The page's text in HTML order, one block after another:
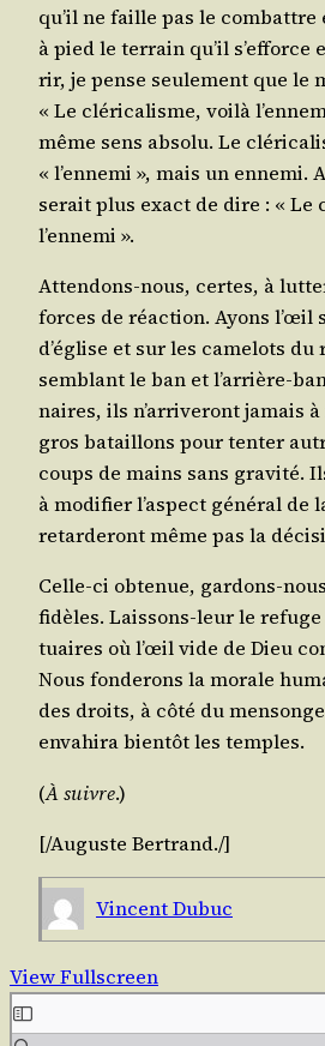
qu’il ne faille pas le
à pied le ter­rain qu’il
rir, je pense seule­ment que le
« Le clé­ri­ca­lisme, voi­là
même sens abso­lu. Le
« l’ennemi », mais un enne­mi.
serait plus exact de dire : « Le
l’ennemi ».
Atten­dons-nous, certes, à
forces de réac­tion. Ayons l’œil
d’église et sur les came­lots
sem­blant le ban et l’arrière-
naires, ils n’arriveront jamais à
gros bataillons pour ten­ter
coups de mains sans gra­vi­té.
à modi­fier l’aspect géné­ral de
retar­de­ront même pas la
Celle-ci obte­nue, gar­dons-
fidèles. Lais­sons-leur le
tuaires où l’œil vide de Dieu
Nous fon­de­rons la morale
des droits, à côté du
enva­hi­ra bien­tôt les temples.
(À suivre.)
[/​Auguste Ber­trand./​]
Vincent Dubuc
View Fullscreen